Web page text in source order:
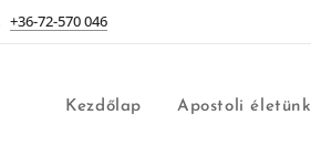
+36-72-570 046
Kezdőlap Apostoli életünk